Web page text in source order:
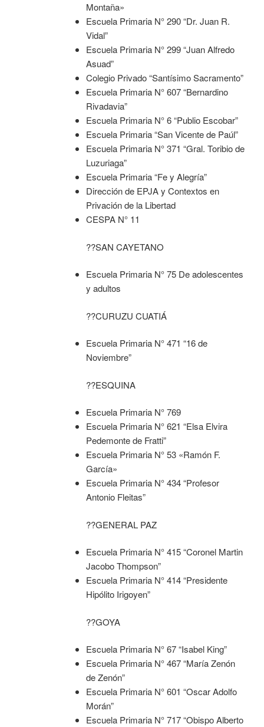
Montaña»
Escuela Primaria N° 290 “Dr. Juan R.
Vidal”
Escuela Primaria N° 299 “Juan Alfredo
Asuad”
Colegio Privado “Santísimo Sacramento”
Escuela Primaria N° 607 “Bernardino
Rivadavia”
Escuela Primaria N° 6 “Publio Escobar”
Escuela Primaria “San Vicente de Paúl”
Escuela Primaria N° 371 “Gral. Toribio de
Luzuriaga”
Escuela Primaria “Fe y Alegría”
Dirección de EPJA y Contextos en
Privación de la Libertad
CESPA N° 11
??SAN CAYETANO
Escuela Primaria N° 75 De adolescentes
y adultos
??CURUZU CUATIÁ
Escuela Primaria N° 471 “16 de
Noviembre”
??ESQUINA
Escuela Primaria N° 769
Escuela Primaria N° 621 “Elsa Elvira
Pedemonte de Fratti”
Escuela Primaria N° 53 «Ramón F.
García»
Escuela Primaria N° 434 “Profesor
Antonio Fleitas”
??GENERAL PAZ
Escuela Primaria N° 415 “Coronel Martin
Jacobo Thompson”
Escuela Primaria N° 414 “Presidente
Hipólito Irigoyen”
??GOYA
Escuela Primaria N° 67 “Isabel King”
Escuela Primaria N° 467 “María Zenón
de Zenón”
Escuela Primaria N° 601 “Oscar Adolfo
Morán”
Escuela Primaria N° 717 “Obispo Alberto